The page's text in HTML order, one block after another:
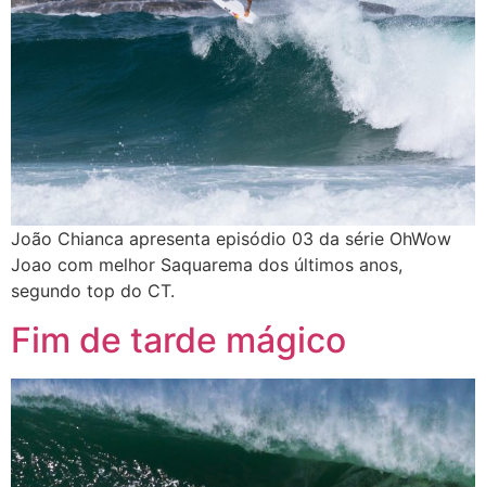
João Chianca apresenta episódio 03 da série OhWow
Joao com melhor Saquarema dos últimos anos,
segundo top do CT.
Fim de tarde mágico